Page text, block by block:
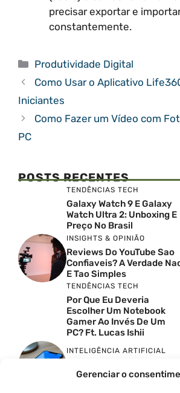
Gerenciar o
precisar exportar e
constantemente.
Categorias
Produtividade Digital
Como Usar o Aplicativo
Iniciantes
Como Fazer um Vídeo com
PC
POSTS RECENTES
TENDÊNCIAS TECH
Galaxy Watch 9 E Galaxy
Watch Ultra 2: Unboxing E
Preço No Brasil
INSIGHTS & OPINIÃO
Reviews Do YouTube Sao
Confiaveis? A Verdade
E Tao Simples
TENDÊNCIAS TECH
Por Que Eu Deveria
Escolher Um Notebook
Gamer Ao Invés De Um
PC? Ft. Lucas Ishii
INTELIGÊNCIA ARTIFICIAL
Siri Melhor